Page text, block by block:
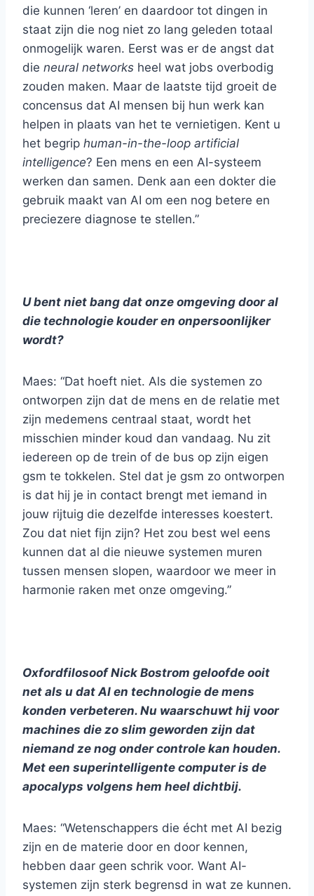
die kunnen ‘leren’ en daardoor tot dingen in
staat zijn die nog niet zo lang geleden totaal
onmogelijk waren. Eerst was er de angst dat
die neural networks heel wat jobs overbodig
zouden maken. Maar de laatste tijd groeit de
concensus dat AI mensen bij hun werk kan
helpen in plaats van het te vernietigen. Kent u
het begrip human-in-the-loop artificial
intelligence? Een mens en een AI-systeem
werken dan samen. Denk aan een dokter die
gebruik maakt van AI om een nog betere en
preciezere diagnose te stellen.”
U bent niet bang dat onze omgeving door al
die technologie kouder en onpersoonlijker
wordt?
Maes: “Dat hoeft niet. Als die systemen zo
ontworpen zijn dat de mens en de relatie met
zijn medemens centraal staat, wordt het
misschien minder koud dan vandaag. Nu zit
iedereen op de trein of de bus op zijn eigen
gsm te tokkelen. Stel dat je gsm zo ontworpen
is dat hij je in contact brengt met iemand in
jouw rijtuig die dezelfde interesses koestert.
Zou dat niet fijn zijn? Het zou best wel eens
kunnen dat al die nieuwe systemen muren
tussen mensen slopen, waardoor we meer in
harmonie raken met onze omgeving.”
Oxfordfilosoof Nick Bostrom geloofde ooit
net als u dat AI en technologie de mens
konden verbeteren. Nu waarschuwt hij voor
machines die zo slim geworden zijn dat
niemand ze nog onder controle kan houden.
Met een superintelligente computer is de
apocalyps volgens hem heel dichtbij.
Maes: “Wetenschappers die écht met AI bezig
zijn en de materie door en door kennen,
hebben daar geen schrik voor. Want AI-
systemen zijn sterk begrensd in wat ze kunnen.